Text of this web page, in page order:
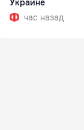
Украине
час назад